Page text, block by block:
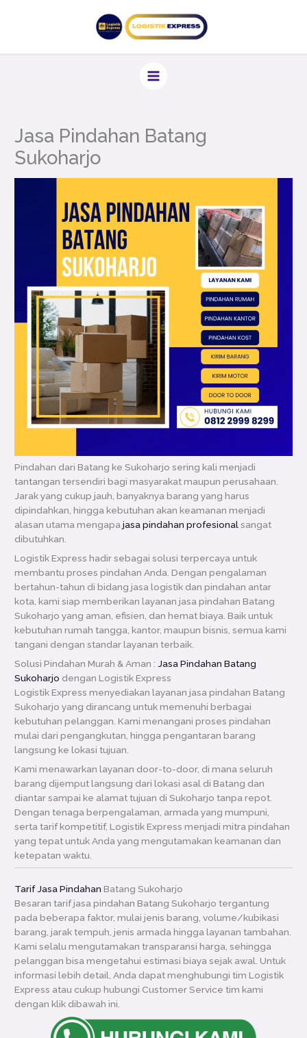
Jasa Pindahan Batang
Sukoharjo
Pindahan dari Batang ke Sukoharjo sering kali menjadi
tantangan tersendiri bagi masyarakat maupun perusahaan.
Jarak yang cukup jauh, banyaknya barang yang harus
dipindahkan, hingga kebutuhan akan keamanan menjadi
alasan utama mengapajasa pindahan profesionalsangat
dibutuhkan.
Logistik Express hadir sebagai solusi terpercaya untuk
membantu proses pindahan Anda. Dengan pengalaman
bertahun-tahun di bidang jasa logistik dan pindahan antar
kota, kami siap memberikan layanan jasa pindahan Batang
Sukoharjo yang aman, efisien, dan hemat biaya. Baik untuk
kebutuhan rumah tangga, kantor, maupun bisnis, semua kami
tangani dengan standar layanan terbaik.
Solusi Pindahan Murah & Aman : Jasa Pindahan Batang
Sukoharjo dengan Logistik Express
Logistik Express menyediakan layanan jasa pindahan Batang
Sukoharjo yang dirancang untuk memenuhi berbagai
kebutuhan pelanggan. Kami menangani proses pindahan
mulai dari pengangkutan, hingga pengantaran barang
langsung ke lokasi tujuan.
Kami menawarkan layanan door-to-door, di mana seluruh
barang dijemput langsung dari lokasi asal di Batang dan
diantar sampai ke alamat tujuan di Sukoharjo tanpa repot.
Dengan tenaga berpengalaman, armada yang mumpuni,
serta tarif kompetitif, Logistik Express menjadi mitra pindahan
yang tepat untuk Anda yang mengutamakan keamanan dan
ketepatan waktu.
Tarif Jasa Pindahan Batang Sukoharjo
Besaran tarif jasa pindahan Batang Sukoharjo tergantung
pada beberapa faktor, mulai jenis barang, volume/kubikasi
barang, jarak tempuh, jenis armada hingga layanan tambahan.
Kami selalu mengutamakan transparansi harga, sehingga
pelanggan bisa mengetahui estimasi biaya sejak awal. Untuk
informasi lebih detail, Anda dapat menghubungi tim Logistik
Express atau cukup hubungi Customer Service tim kami
dengan klik dibawah ini.